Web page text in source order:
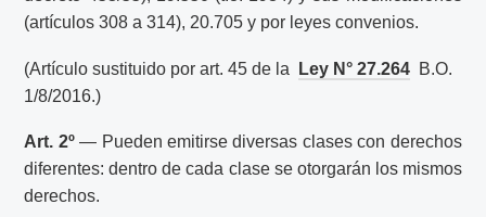
(artículos 308 a 314), 20.705 y por leyes convenios.
(Artículo sustituido por art. 45 de la Ley N° 27.264 B.O.
1/8/2016.)
Art. 2º— Pueden emitirse diversas clases con derechos
diferentes: dentro de cada clase se otorgarán los mismos
derechos.